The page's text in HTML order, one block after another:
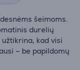
šeimoms.
durelių
kad visi
– be papildomų